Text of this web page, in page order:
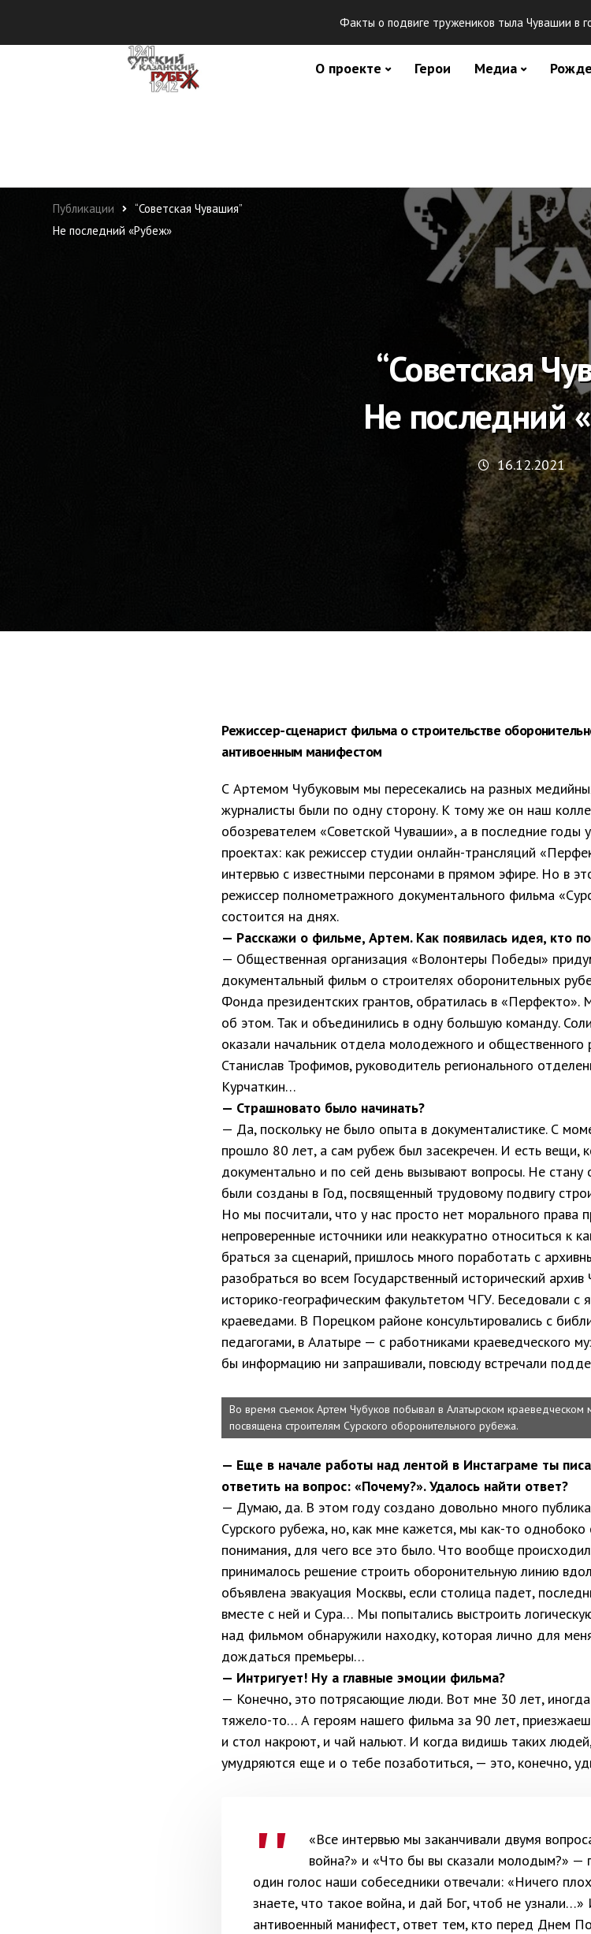
О проекте Герои Медиа
Публикации
“Советская Чувашия”
Не последний «Рубеж»
“Советская
Не последний
16.12.2021
Режиссер-сценарист фильма о строительстве
антивоенным манифестом
С Артемом Чубуковым мы пересекались на разных
журналисты были по одну сторону. К тому же он наш
обозревателем «Советской Чувашии», а в последние годы
проектах: как режиссер студии онлайн-трансляций
интервью с известными персонами в прямом эфире. Но в
режиссер полнометражного документального фильма
состоится на днях.
— Расскажи о фильме, Артем. Как появилась идея, кто
— Общественная организация «Волонтеры Победы»
документальный фильм о строителях оборонительных
Фонда президентских грантов, обратилась в
об этом. Так и объединились в одну большую команду.
оказали начальник отдела молодежного и общественного
Станислав Трофимов, руководитель регионального
Курчаткин…
— Страшновато было начинать?
— Да, поскольку не было опыта в документалистике. С
прошло 80 лет, а сам рубеж был засекречен. И есть вещи,
документально и по сей день вызывают вопросы. Не стану
были созданы в Год, посвященный трудовому подвигу
Но мы посчитали, что у нас просто нет морального права
непроверенные источники или неаккуратно относиться к
браться за сценарий, пришлось много поработать с
разобраться во всем Государственный исторический
историко-географическим факультетом ЧГУ. Беседовали с
краеведами. В Порецком районе консультировались с
педагогами, в Алатыре — с работниками краеведческого
бы информацию ни запрашивали, повсюду встречали
Во время съемок Артем Чубуков побывал в Алатырском краеведческом
посвящена строителям Сурского оборонительного рубежа.
— Еще в начале работы над лентой в Инстаграме ты
ответить на вопрос: «Почему?». Удалось найти ответ?
— Думаю, да. В этом году создано довольно много
Сурского рубежа, но, как мне кажется, мы как-то
понимания, для чего все это было. Что вообще
принималось решение строить оборонительную линию
объявлена эвакуация Москвы, если столица падет,
вместе с ней и Сура… Мы попытались выстроить
над фильмом обнаружили находку, которая лично для
дождаться премьеры…
— Интригует! Ну а главные эмоции фильма?
— Конечно, это потрясающие люди. Вот мне 30 лет,
тяжело-то… А героям нашего фильма за 90 лет,
и стол накроют, и чай нальют. И когда видишь таких
умудряются еще и о тебе позаботиться, — это, конечно,
«Все интервью мы заканчивали двумя
война?» и «Что бы вы сказали молодым?» —
один голос наши собеседники отвечали: «Ничего
знаете, что такое война, и дай Бог, чтоб не
антивоенный манифест, ответ тем, кто перед Днем
Факты о подвиге тружеников тыла Чувашии в